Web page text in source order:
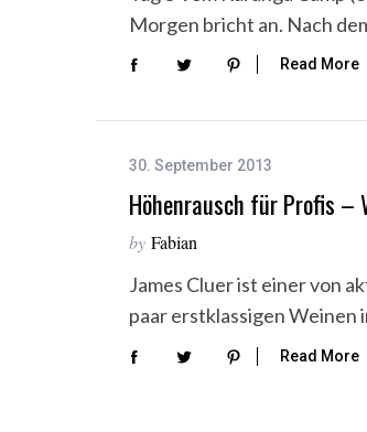
Morgen bricht an. Nach
Read More
30. September 2013
Höhenrausch für Profis –
by Fabian
James Cluer ist einer von
paar erstklassigen Weinen
Read More
e
a
c